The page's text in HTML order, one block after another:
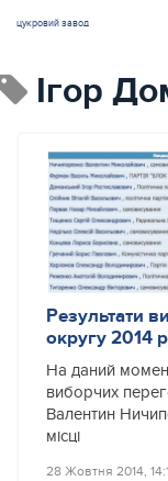
цукровий завод
Ігор
Результати
округу 2014
На даний
виборчих
Валентин
місці
28 Жовтня 2014,